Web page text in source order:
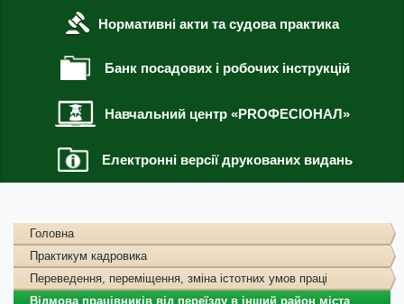
Нормативні акти та судова практика
Банк посадових і робочих інструкцій
Навчальний центр «PROФЕСІОНАЛ»
Електронні версії друкованих видань
Головна
Практикум кадровика
Переведення, переміщення, зміна істотних умов праці
Відмова працівників від переїзду в інший район міста